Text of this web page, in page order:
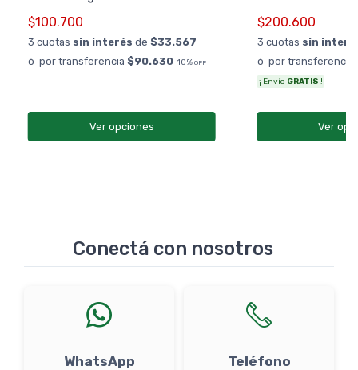
$100.700
3 cuotas sin interés de $33.567
ó por transferencia $90.630 10% OFF
Ver opciones
$200.600
3 cuotas sin
ó por transferencia
¡ Envío GRATIS !
Ver
Conectá con nosotros
WhatsApp Teléfono